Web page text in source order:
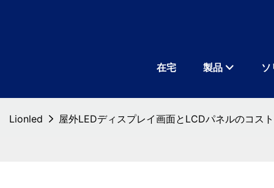
在宅 製品
Lionled 屋外LEDディスプレイ画面とLCDパネルのコスト